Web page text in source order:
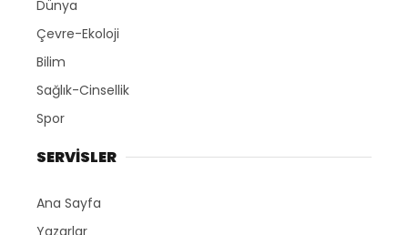
Dünya
Çevre-Ekoloji
Bilim
Sağlık-Cinsellik
Spor
SERVİSLER
Ana Sayfa
Yazarlar